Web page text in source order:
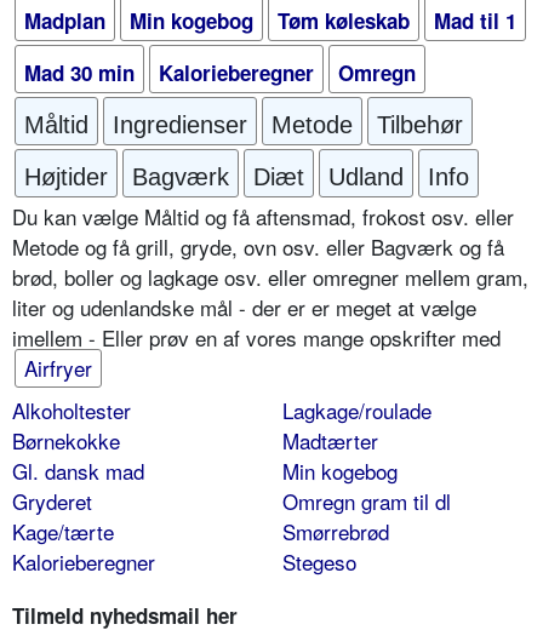
Madplan Min kogebog Tøm køleskab
Mad til 1
Mad 30 min
Kalorieberegner Omregn
Måltid Ingredienser Metode
Tilbehør
Højtider
Bagværk Diæt Udland Info
Du kan vælge Måltid og få aftensmad, frokost osv. eller
Metode og få grill, gryde, ovn osv. eller Bagværk og få
brød, boller og lagkage osv. eller omregner mellem gram,
liter og udenlandske mål - der er er meget at vælge
imellem - Eller prøv en af vores mange opskrifter med
Airfryer
Alkoholtester
Børnekokke
Gl. dansk mad
Gryderet
Kage/tærte
Kalorieberegner
Lagkage/roulade
Madtærter
Min kogebog
Omregn gram til dl
Smørrebrød
Stegeso
Tilmeld nyhedsmail her